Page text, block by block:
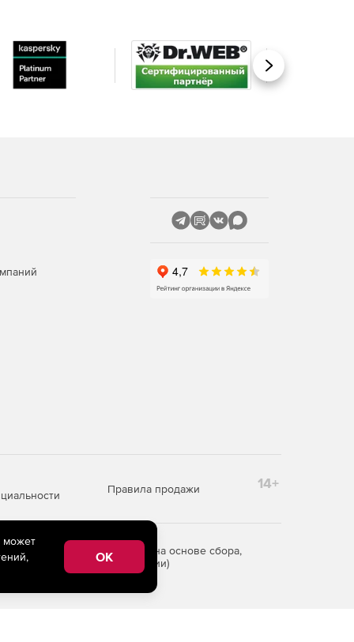
Вперед
Правила продажи 14+
информации на основе сбора,
Российской Федерации)
может
OK